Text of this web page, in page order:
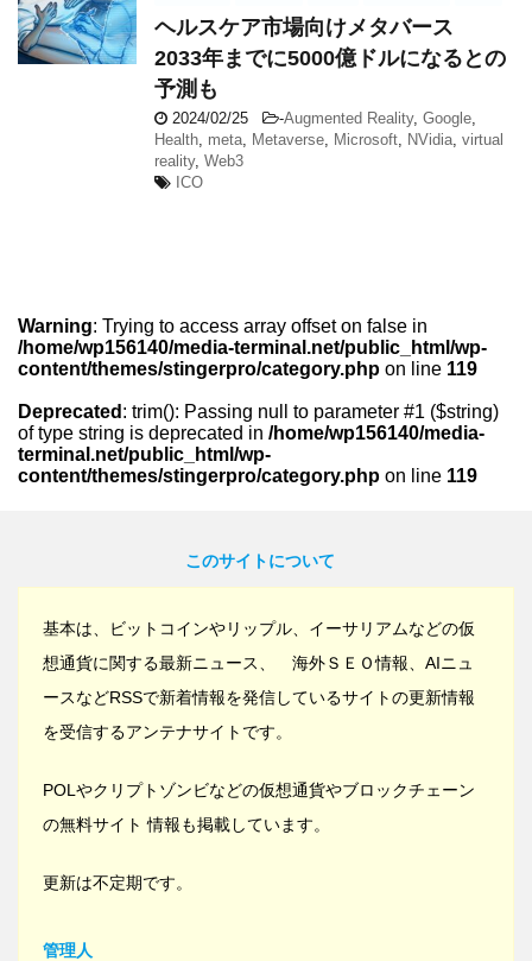
ヘルスケア市場向けメタバース
2033年までに5000億ドルになるとの
予測も
2024/02/25 -Augmented Reality, Google
Health meta Metaverse Microsoft NVidia virtual
reality, Web3
ICO
Warning: Trying to access array offset on false in
/home/wp156140/media-terminal.net/public_html/wp-
content/themes/stingerpro/category.php on line 119
Deprecated : trim(): Passing null to parameter #1 ($string)
of type string is deprecated in /home/wp156140/media-
terminal.net/public_html/wp-
content/themes/stingerpro/category.php on line 119
このサイトについて
基本は、ビットコインやリップル、イーサリアムなどの仮
想通貨に関する最新ニュース、 海外ＳＥＯ情報、AIニュ
ースなどRSSで新着情報を発信しているサイトの更新情報
を受信するアンテナサイトです。
POLやクリプトゾンビなどの仮想通貨やブロックチェーン
の無料サイト 情報も掲載しています。
更新は不定期です。
管理人